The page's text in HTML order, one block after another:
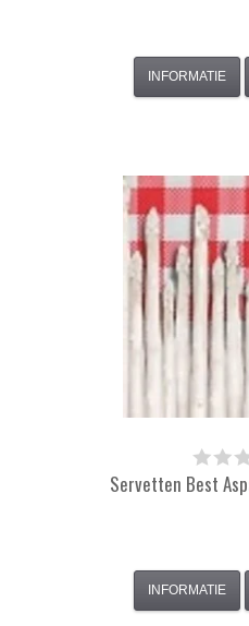
INFORMATIE
Servetten Best
INFORMATIE